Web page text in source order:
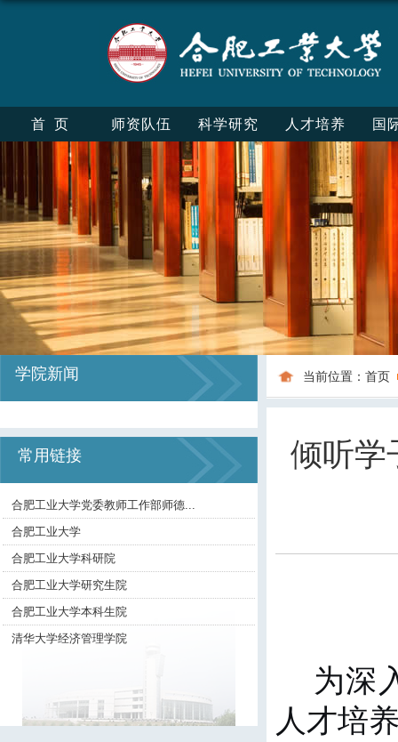
首页 师资队伍 科学研究 人才培养 国
学院新闻
常用链接
合肥工业大学党委教师工作部师德...
合肥工业大学
合肥工业大学科研院
合肥工业大学研究生院
合肥工业大学本科生院
清华大学经济管理学院
当前位置： 首页
倾听
为深
人才培